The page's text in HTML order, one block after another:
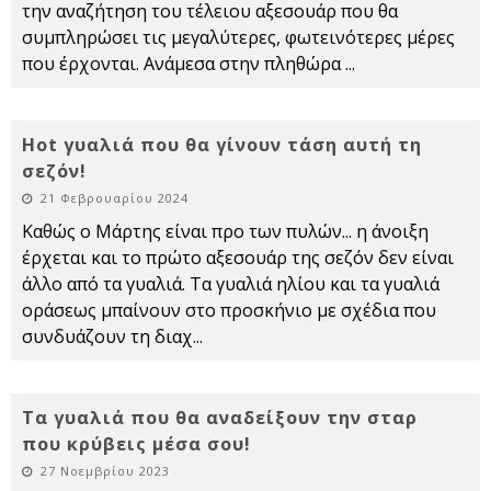
την αναζήτηση του τέλειου αξεσουάρ που θα
συμπληρώσει τις μεγαλύτερες, φωτεινότερες μέρες
που έρχονται. Ανάμεσα στην πληθώρα...
Hot γυαλιά που θα γίνουν τάση αυτή τη
σεζόν!
21 Φεβρουαρίου 2024
Καθώς ο Μάρτης είναι προ των πυλών... η άνοιξη
έρχεται και το πρώτο αξεσουάρ της σεζόν δεν είναι
άλλο από τα γυαλιά. Τα γυαλιά ηλίου και τα γυαλιά
οράσεως μπαίνουν στο προσκήνιο με σχέδια που
συνδυάζουν τη διαχ...
Τα γυαλιά που θα αναδείξουν την σταρ
που κρύβεις μέσα σου!
27 Νοεμβρίου 2023